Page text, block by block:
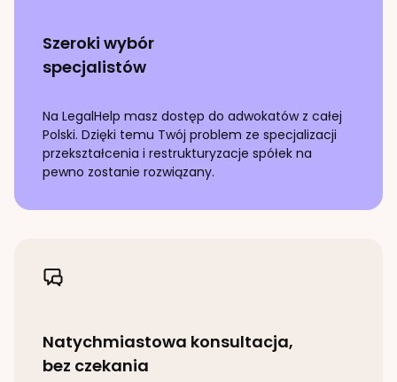
Szeroki wybór
specjalistów
Na LegalHelp masz dostęp do adwokatów z całej
Polski. Dzięki temu Twój problem ze specjalizacji
przekształcenia i restrukturyzacje spółek na
pewno zostanie rozwiązany.
Natychmiastowa konsultacja,
bez czekania